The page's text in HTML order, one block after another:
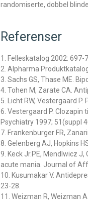
randomiserte, dobbel
Referenser
1. Felleskatalog 2002: 697-
2. Alpharma
3. Sachs GS, Thase ME.
4. Tohen M, Zarate CA.
5. Licht RW, Vestergaard
6. Vestergaard P.
Psychiatry 1997; 51(suppl
7. Frankenburger FR,
8. Gelenberg AJ, Hopkins
9. Keck Jr.PE, Mendlwicz
acute mania. Journal of
10. Kusumakar V.
23-28.
11. Weizman R, Weizman